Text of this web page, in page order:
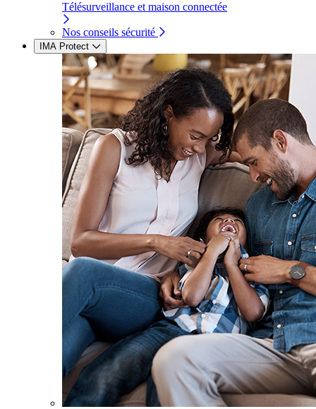
Télésurveillance et maison connectée
Nos conseils sécurité
IMA Protect